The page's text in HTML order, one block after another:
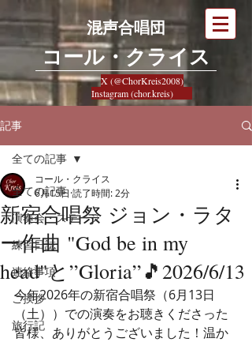
混声合唱団
​コール・クライス
X (@ChorKreis2008)
Instagram (chor.kreis)
記事
全ての記事
演奏会・ステージ
練習日誌
連絡事項
ご挨拶
旅行記
全ての記事
新宿合唱祭 ジョン・ラタ
ー作曲 "God be in my
head"と”Gloria”🎵2026/6/13
コール・クライス
6月15日 読了時間: 2分
今年2026年の新宿合唱祭（6月13日
（土））での演奏をお聴きくださった
皆様、ありがとうございました！温か